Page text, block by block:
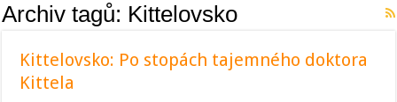
Archiv tagů: Kittelovsko
Kittelovsko: Po stopách tajemného doktora
Kittela